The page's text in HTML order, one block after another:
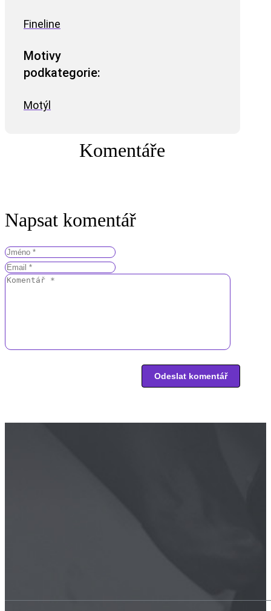
Fineline
Motivy
podkategorie:
Motýl
Komentáře
Napsat komentář